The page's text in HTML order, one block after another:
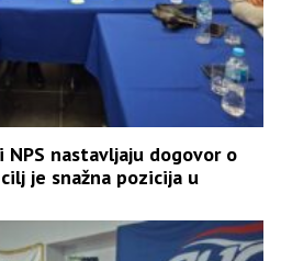
NPS nastavljaju dogovor o
je snažna pozicija u